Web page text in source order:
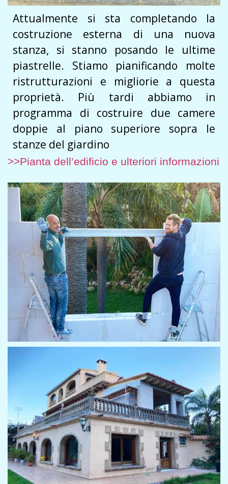
Attualmente si sta completando la
costruzione esterna di una nuova
stanza, si stanno posando le ultime
piastrelle. Stiamo pianificando molte
ristrutturazioni e migliorie a questa
proprietà. Più tardi abbiamo in
programma di costruire due camere
doppie al piano superiore sopra le
stanze del giardino
>>Pianta dell’edificio e ulteriori informazioni